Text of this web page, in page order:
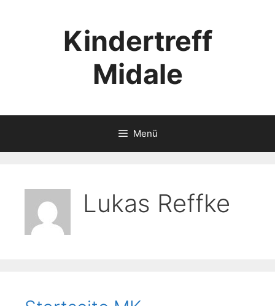
Kindertreff
Midale
Menü
Lukas Reffke